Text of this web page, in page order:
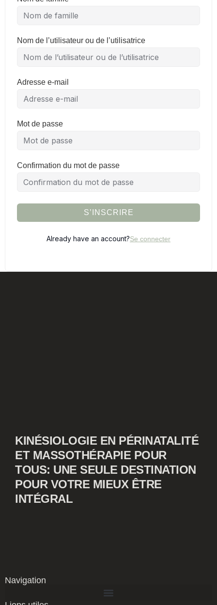
Nom de l’utilisateur ou de l’utilisatrice
Adresse e-mail
Mot de passe
Confirmation du mot de passe
S’INSCRIRE
Already have an account?Se connecter
KINÉSIOLOGIE EN PÉRINATALITÉ
ET MASSOTHÉRAPIE POUR
TOUS: UNE SEULE DESTINATION
POUR VOTRE MIEUX ÊTRE
INTÉGRAL
Navigation